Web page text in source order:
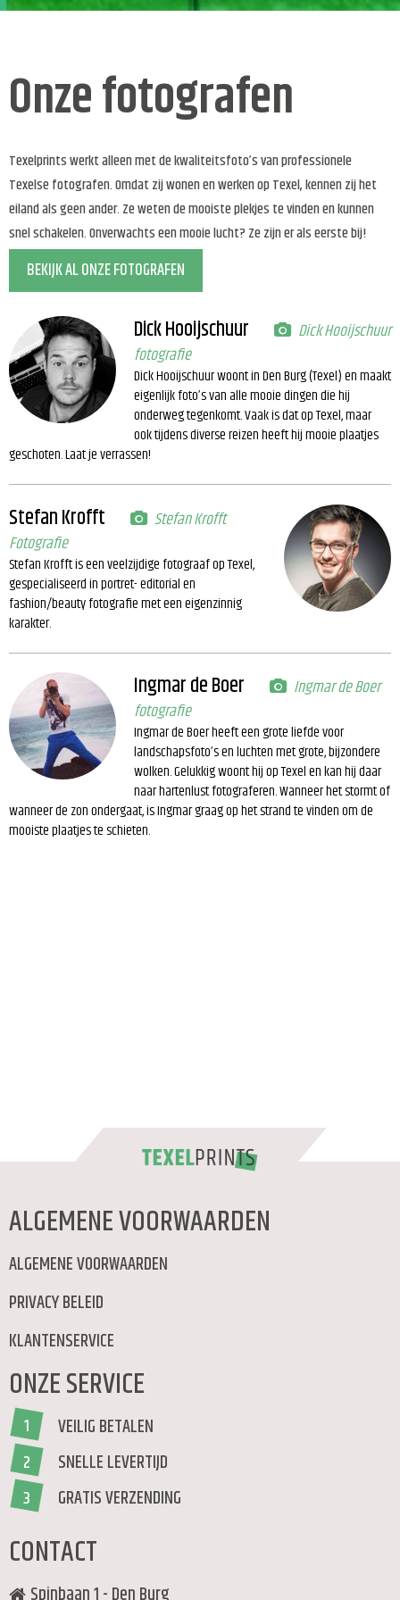
Onze fotografen
Texelprints werkt alleen met de kwaliteitsfoto’s van professionele
Texelse fotografen. Omdat zij wonen en werken op Texel, kennen zij het
eiland als geen ander. Ze weten de mooiste plekjes te vinden en kunnen
snel schakelen. Onverwachts een mooie lucht? Ze zijn er als eerste bij!
BEKIJK AL ONZE FOTOGRAFEN
Dick Hooijschuur
Dick Hooijschuur
fotografie
Dick Hooijschuur woont in Den Burg (Texel) en maakt
eigenlijk foto’s van alle mooie dingen die hij
onderweg tegenkomt. Vaak is dat op Texel, maar
ook tijdens diverse reizen heeft hij mooie plaatjes
geschoten. Laat je verrassen!
Stefan Krofft
Stefan Krofft
Fotografie
Stefan Krofft is een veelzijdige fotograaf op Texel,
gespecialiseerd in portret- editorial en
fashion/beauty fotografie met een eigenzinnig
karakter.
Ingmar de Boer
Ingmar de Boer
fotografie
Ingmar de Boer heeft een grote liefde voor
landschapsfoto’s en luchten met grote, bijzondere
wolken. Gelukkig woont hij op Texel en kan hij daar
naar hartenlust fotograferen. Wanneer het stormt of
wanneer de zon ondergaat, is Ingmar graag op het strand te vinden om de
mooiste plaatjes te schieten.
ALGEMENE VOORWAARDEN
ALGEMENE VOORWAARDEN
PRIVACY BELEID
KLANTENSERVICE
ONZE SERVICE
1 VEILIG BETALEN
2 SNELLE LEVERTIJD
3 GRATIS VERZENDING
CONTACT